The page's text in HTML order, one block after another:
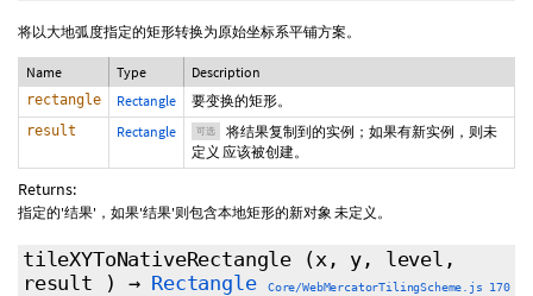
将以大地弧度指定的矩形转换为原始坐标系平铺方案。
Name Type Description
rectangle Rectangle 要变换的矩形。
result Rectangle 可选
将结果复制到的实例；如果有新实例，则未
定义 应该被创建。
Returns:
指定的'结果'，如果'结果'则包含本地矩形的新对象 未定义。
tileXYToNativeRectangle
(x, y, level,
result
) → Rectangle Core/WebMercatorTilingScheme.js 170